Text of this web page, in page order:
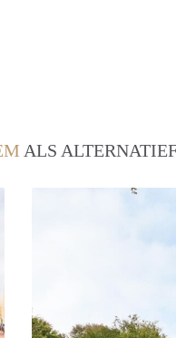
ALS